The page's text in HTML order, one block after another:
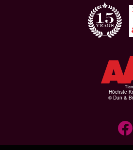
Höchste
© Dun &